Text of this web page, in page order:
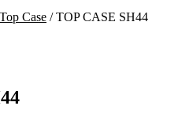
Top Case / TOP CASE SH44